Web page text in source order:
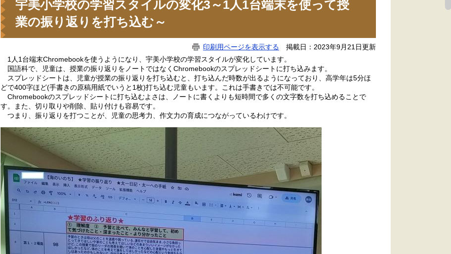
宇美小学校の学習スタイルの変化3～1人1台端末を使って授
業の振り返りを打ち込む～
印刷用ページを表示する 掲載日：2023年9月21日更新
1人1台端末Chromebookを使うようになり、宇美小学校の学習スタイルが変化しています。
国語科で、児童は、授業の振り返りをノートではなくChromebookのスプレッドシートに打ち込みます。
スプレッドシートは、児童が授業の振り返りを打ち込むと、打ち込んだ時数が出るようになっており、高学年は5分ほ
どで400字ほど(手書きの原稿用紙でいうと1枚)打ち込む児童もいます。これは手書きでは不可能です。
Chromebookのスプレッドシートに打ち込むよさは、ノートに書くよりも短時間で多くの文字数を打ち込めることで
す。また、切り取りや削除、貼り付けも容易です。
つまり、振り返りを打つことが、児童の思考力、作文力の育成につながっているわけです。